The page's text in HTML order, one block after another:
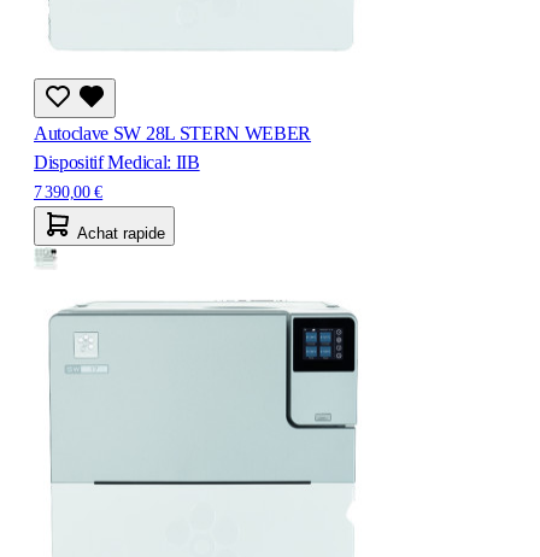
Autoclave SW 28L STERN WEBER
Dispositif Medical: IIB
7 390,00 €
Achat rapide